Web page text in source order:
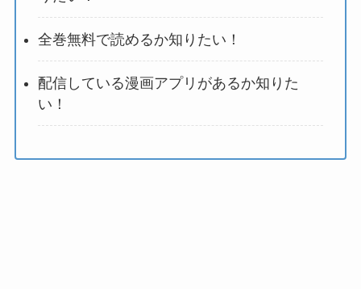
全巻無料で読めるか知りたい！
配信している漫画アプリがあるか知りた
い！